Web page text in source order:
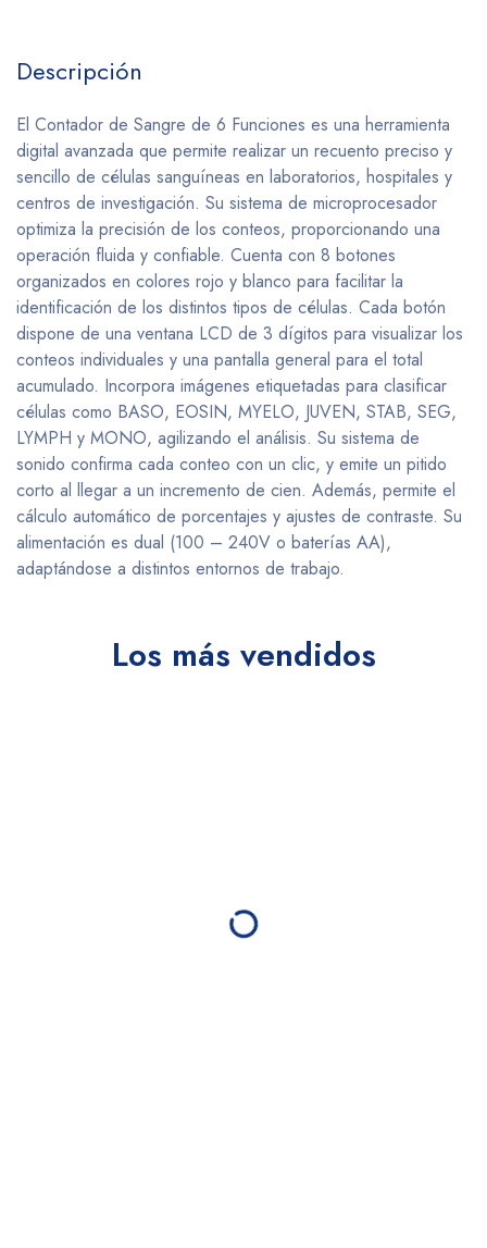
Descripción
El Contador de Sangre de 6 Funciones es una herramienta
digital avanzada que permite realizar un recuento preciso y
sencillo de células sanguíneas en laboratorios, hospitales y
centros de investigación. Su sistema de microprocesador
optimiza la precisión de los conteos, proporcionando una
operación fluida y confiable. Cuenta con 8 botones
organizados en colores rojo y blanco para facilitar la
identificación de los distintos tipos de células. Cada botón
dispone de una ventana LCD de 3 dígitos para visualizar los
conteos individuales y una pantalla general para el total
acumulado. Incorpora imágenes etiquetadas para clasificar
células como BASO, EOSIN, MYELO, JUVEN, STAB, SEG,
LYMPH y MONO, agilizando el análisis. Su sistema de
sonido confirma cada conteo con un clic, y emite un pitido
corto al llegar a un incremento de cien. Además, permite el
cálculo automático de porcentajes y ajustes de contraste. Su
alimentación es dual (100 – 240V o baterías AA),
adaptándose a distintos entornos de trabajo.
Los más vendidos